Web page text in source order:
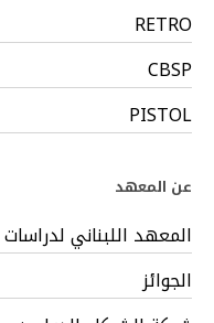
RETRO
CBSP
PISTOL
عن المعهد
المعهد اللبناني
الجوائز